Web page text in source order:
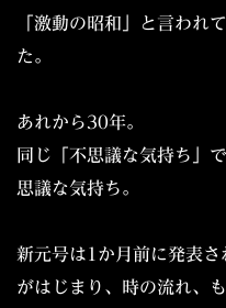
「激動の昭和」と言われ
た。
あれから30年。
同じ「不思議な気持ち」
思議な気持ち。
新元号は1か月前に発表
がはじまり、時の流れ、